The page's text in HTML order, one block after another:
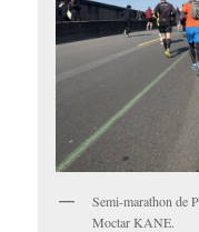
Semi-marathon de
Moctar KANE.